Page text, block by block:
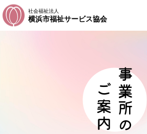
社会福祉法人
横浜市福祉サービス協会
事業所の
ご案内